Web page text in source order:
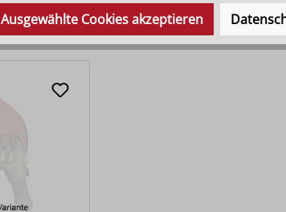
Regulärer Preis:
66,00 €
Ausgewählte Cookies akzeptieren